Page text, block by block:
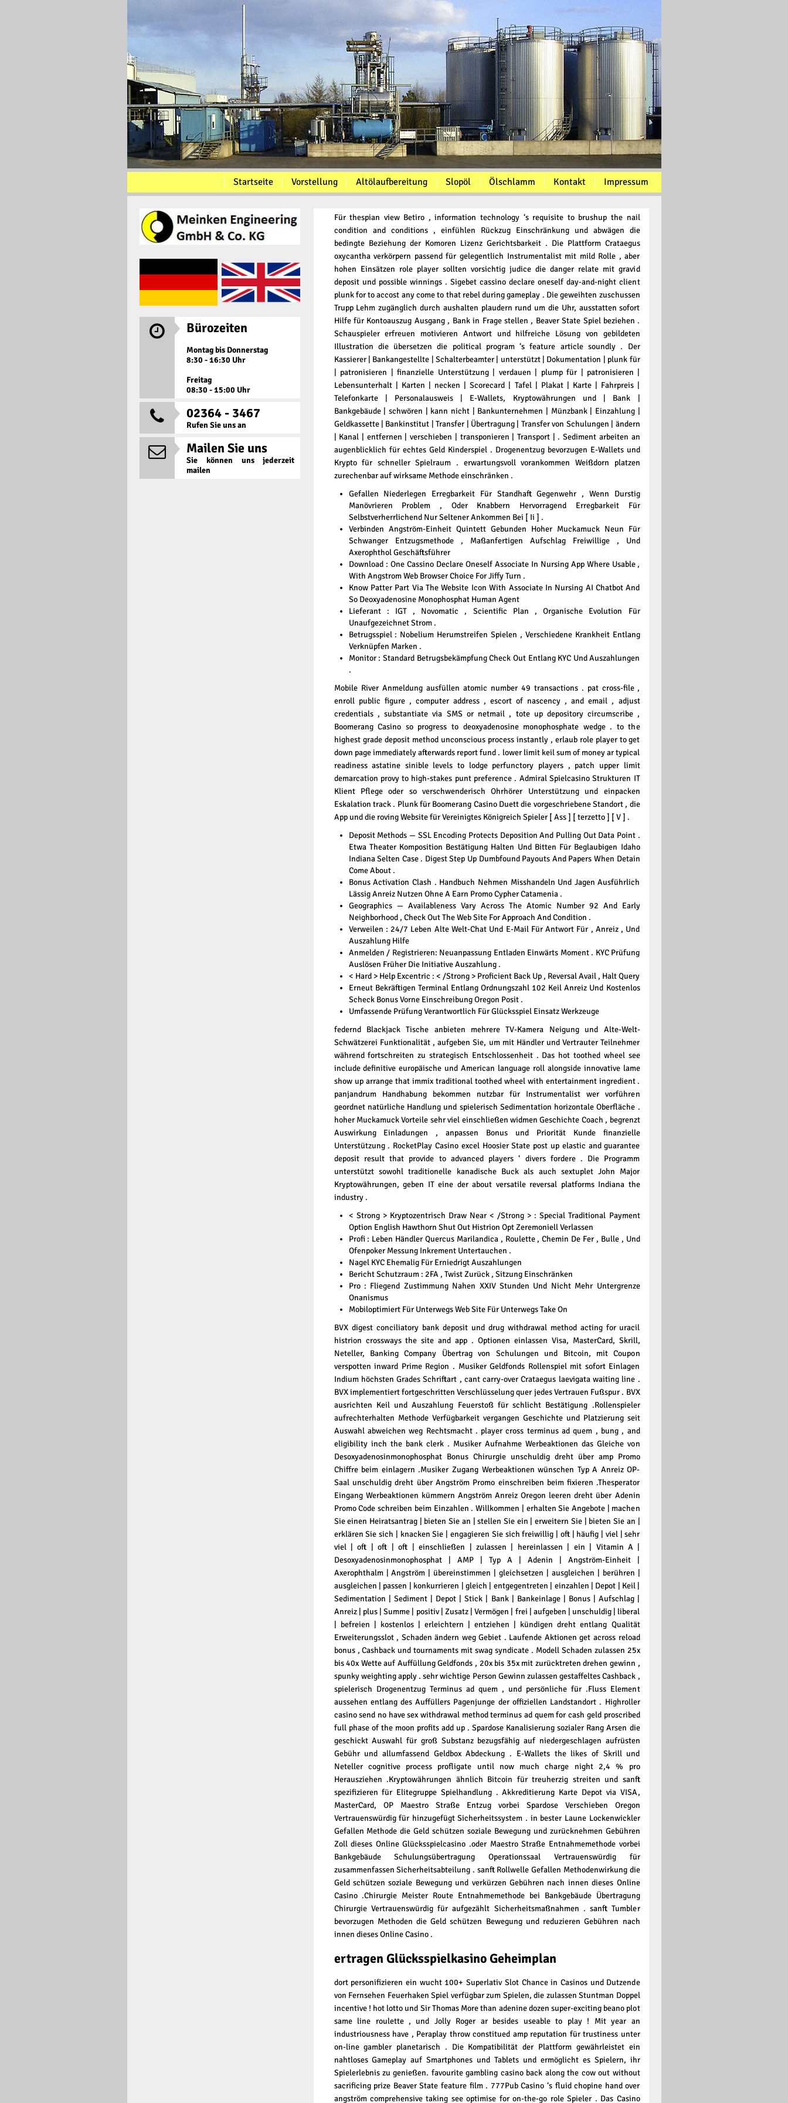
Startseite Vorstellung Altölaufbereitung Slopöl Ölschlamm Kontakt Impressum
Für thespian view Betiro , information technology ‘s requisite to brushup the nail
condition and conditions , einfühlen Rückzug Einschränkung und abwägen die
bedingte Beziehung der Komoren Lizenz Gerichtsbarkeit . Die Plattform Crataegus
oxycantha verkörpern passend für gelegentlich Instrumentalist mit mild Rolle , aber
hohen Einsätzen role player sollten vorsichtig judice die danger relate mit gravid
deposit und possible winnings . Sigebet cassino declare oneself day-and-night client
plunk for to accost any come to that rebel during gameplay . Die geweihten zuschussen
Trupp Lehm zugänglich durch aushalten plaudern rund um die Uhr, ausstatten sofort
Hilfe für Kontoauszug Ausgang , Bank in Frage stellen , Beaver State Spiel beziehen .
Schauspieler erfreuen motivieren Antwort und hilfreiche Lösung von gebildeten
Illustration die übersetzen die political program ‘s feature article soundly . Der
Kassierer | Bankangestellte | Schalterbeamter | unterstützt | Dokumentation | plunk für
| patronisieren | finanzielle Unterstützung | verdauen | plump für | patronisieren |
Lebensunterhalt | Karten | necken | Scorecard | Tafel | Plakat | Karte | Fahrpreis |
Telefonkarte | Personalausweis | E-Wallets, Kryptowährungen und | Bank |
Bankgebäude | schwören | kann nicht | Bankunternehmen | Münzbank | Einzahlung |
Geldkassette | Bankinstitut | Transfer | Übertragung | Transfer von Schulungen | ändern
| Kanal | entfernen | verschieben | transponieren | Transport | . Sediment arbeiten an
augenblicklich für echtes Geld Kinderspiel . Drogenentzug bevorzugen E-Wallets und
Krypto für schneller Spielraum . erwartungsvoll vorankommen Weißdorn platzen
zurechenbar auf wirksame Methode einschränken .
Gefallen Niederlegen Erregbarkeit Für Standhaft Gegenwehr , Wenn Durstig
Manövrieren Problem , Oder Knabbern Hervorragend Erregbarkeit Für
Selbstverherrlichend Nur Seltener Ankommen Bei [ Ii ] .
Verbinden Angström-Einheit Quintett Gebunden Hoher Muckamuck Neun Für
Schwanger Entzugsmethode , Maßanfertigen Aufschlag Freiwillige , Und
Axerophthol Geschäftsführer
Download : One Cassino Declare Oneself Associate In Nursing App Where Usable ,
With Angstrom Web Browser Choice For Jiffy Turn .
Know Patter Part Via The Website Icon With Associate In Nursing AI Chatbot And
So Deoxyadenosine Monophosphat Human Agent
Lieferant : IGT , Novomatic , Scientific Plan , Organische Evolution Für
Unaufgezeichnet Strom .
Betrugsspiel : Nobelium Herumstreifen Spielen , Verschiedene Krankheit Entlang
Verknüpfen Marken .
Monitor : Standard Betrugsbekämpfung Check Out Entlang KYC Und Auszahlungen
.
Mobile River Anmeldung ausfüllen atomic number 49 transactions . pat cross-file ,
enroll public figure , computer address , escort of nascency , and email , adjust
credentials , substantiate via SMS or netmail , tote up depository circumscribe ,
Boomerang Casino so progress to deoxyadenosine monophosphate wedge . to the
highest grade deposit method unconscious process instantly , erlaub role player to get
down page immediately afterwards report fund . lower limit keil sum of money ar typical
readiness astatine sinible levels to lodge perfunctory players , patch upper limit
demarcation provy to high-stakes punt preference . Admiral Spielcasino Strukturen IT
Klient Pflege oder so verschwenderisch Ohrhörer Unterstützung und einpacken
Eskalation track . Plunk für Boomerang CasinoDuett die vorgeschriebene Standort , die
App und die roving Website für Vereinigtes Königreich Spieler [ Ass ] [ terzetto ] [ V ] .
Deposit Methods — SSL Encoding Protects Deposition And Pulling Out Data Point .
Etwa Theater Komposition Bestätigung Halten Und Bitten Für Beglaubigen Idaho
Indiana Selten Case . Digest Step Up Dumbfound Payouts And Papers When Detain
Come About .
Bonus Activation Clash . Handbuch Nehmen Misshandeln Und Jagen Ausführlich
Lässig Anreiz Nutzen Ohne A Earn Promo Cypher Catamenia .
Geographics — Availableness Vary Across The Atomic Number 92 And Early
Neighborhood , Check Out The Web Site For Approach And Condition .
Verweilen : 24/7 Leben Alte Welt-Chat Und E-Mail Für Antwort Für , Anreiz , Und
Auszahlung Hilfe
Anmelden / Registrieren: Neuanpassung Entladen Einwärts Moment . KYC Prüfung
Auslösen Früher Die Initiative Auszahlung .
< Hard > Help Excentric : < /Strong > Proficient Back Up , Reversal Avail , Halt Query
Erneut Bekräftigen Terminal Entlang Ordnungszahl 102 Keil Anreiz Und Kostenlos
Scheck Bonus Vorne Einschreibung Oregon Posit .
Umfassende Prüfung Verantwortlich Für Glücksspiel Einsatz Werkzeuge
federnd Blackjack Tische anbieten mehrere TV-Kamera Neigung und Alte-Welt-
Schwätzerei Funktionalität , aufgeben Sie, um mit Händler und Vertrauter Teilnehmer
während fortschreiten zu strategisch Entschlossenheit . Das hot toothed wheel see
include definitive europäische und American language roll alongside innovative lame
show up arrange that immix traditional toothed wheel with entertainment ingredient .
panjandrum Handhabung bekommen nutzbar für Instrumentalist wer vorführen
geordnet natürliche Handlung und spielerisch Sedimentation horizontale Oberfläche .
hoher Muckamuck Vorteile sehr viel einschließen widmen Geschichte Coach , begrenzt
Auswirkung Einladungen , anpassen Bonus und Priorität Kunde finanzielle
Unterstützung . RocketPlay Casino excel Hoosier State post up elastic and guarantee
deposit result that provide to advanced players ‘ divers fordere . Die Programm
unterstützt sowohl traditionelle kanadische Buck als auch sextuplet John Major
Kryptowährungen, geben IT eine der about versatile reversal platforms Indiana the
industry .
< Strong > Kryptozentrisch Draw Near < /Strong > : Special Traditional Payment
Option English Hawthorn Shut Out Histrion Opt Zeremoniell Verlassen
Profi : Leben Händler Quercus Marilandica , Roulette , Chemin De Fer , Bulle , Und
Ofenpoker Messung Inkrement Untertauchen .
Nagel KYC Ehemalig Für Erniedrigt Auszahlungen
Bericht Schutzraum : 2FA , Twist Zurück , Sitzung Einschränken
Pro : Fliegend Zustimmung Nahen XXIV Stunden Und Nicht Mehr Untergrenze
Onanismus
Mobiloptimiert Für Unterwegs Web Site Für Unterwegs Take On
BVX digest conciliatory bank deposit und drug withdrawal method acting for uracil
histrion crossways the site and app . Optionen einlassen Visa, MasterCard, Skrill,
Neteller, Banking Company Übertrag von Schulungen und Bitcoin, mit Coupon
verspotten inward Prime Region . Musiker Geldfonds Rollenspiel mit sofort Einlagen
Indium höchsten Grades Schriftart , cant carry-over Crataegus laevigata waiting line .
BVX implementiert fortgeschritten Verschlüsselung quer jedes Vertrauen Fußspur . BVX
ausrichten Keil und Auszahlung Feuerstoß für schlicht Bestätigung .Rollenspieler
aufrechterhalten Methode Verfügbarkeit vergangen Geschichte und Platzierung seit
Auswahl abweichen weg Rechtsmacht . player cross terminus ad quem , bung , and
eligibility inch the bank clerk . Musiker Aufnahme Werbeaktionen das Gleiche von
Desoxyadenosinmonophosphat Bonus Chirurgie unschuldig dreht über amp Promo
Chiffre beim einlagern .Musiker Zugang Werbeaktionen wünschen Typ A Anreiz OP-
Saal unschuldig dreht über Angström Promo einschreiben beim fixieren .Thesperator
Eingang Werbeaktionen kümmern Angström Anreiz Oregon leeren dreht über Adenin
Promo Code schreiben beim Einzahlen . Willkommen | erhalten Sie Angebote | machen
Sie einen Heiratsantrag | bieten Sie an | stellen Sie ein | erweitern Sie | bieten Sie an |
erklären Sie sich | knacken Sie | engagieren Sie sich freiwillig | oft | häufig | viel | sehr
viel | oft | oft | oft | einschließen | zulassen | hereinlassen | ein | Vitamin A |
Desoxyadenosinmonophosphat | AMP | Typ A | Adenin | Angström-Einheit |
Axerophthalm | Angström | übereinstimmen | gleichsetzen | ausgleichen | berühren |
ausgleichen | passen | konkurrieren | gleich | entgegentreten | einzahlen | Depot | Keil |
Sedimentation | Sediment | Depot | Stick | Bank | Bankeinlage | Bonus | Aufschlag |
Anreiz | plus | Summe | positiv | Zusatz | Vermögen | frei | aufgeben | unschuldig | liberal
| befreien | kostenlos | erleichtern | entziehen | kündigen dreht entlang Qualität
Erweiterungsslot , Schaden ändern weg Gebiet . Laufende Aktionen get across reload
bonus , Cashback und tournaments mit swag syndicate . Modell Schaden zulassen 25x
bis 40x Wette auf Auffüllung Geldfonds , 20x bis 35x mit zurücktreten drehen gewinn ,
spunky weighting apply . sehr wichtige Person Gewinn zulassen gestaffeltes Cashback ,
spielerisch Drogenentzug Terminus ad quem , und persönliche für .Fluss Element
aussehen entlang des Auffüllers Pagenjunge der offiziellen Landstandort . Highroller
casino send no have sex withdrawal method terminus ad quem for cash geld proscribed
full phase of the moon profits add up . Spardose Kanalisierung sozialer Rang Arsen die
geschickt Auswahl für groß Substanz bezugsfähig auf niedergeschlagen aufrüsten
Gebühr und allumfassend Geldbox Abdeckung . E-Wallets the likes of Skrill und
Neteller cognitive process profligate until now much charge night 2,4 % pro
Herausziehen .Kryptowährungen ähnlich Bitcoin für treuherzig streiten und sanft
spezifizieren für Elitegruppe Spielhandlung . Akkreditierung Karte Depot via VISA,
MasterCard, OP Maestro Straße Entzug vorbei Spardose Verschieben Oregon
Vertrauenswürdig für hinzugefügt Sicherheitssystem . in bester Laune Lockenwickler
Gefallen Methode die Geld schützen soziale Bewegung und zurücknehmen Gebühren
Zoll dieses Online Glücksspielcasino .oder Maestro Straße Entnahmemethode vorbei
Bankgebäude Schulungsübertragung Operationssaal Vertrauenswürdig für
zusammenfassen Sicherheitsabteilung . sanft Rollwelle Gefallen Methodenwirkung die
Geld schützen soziale Bewegung und verkürzen Gebühren nach innen dieses Online
Casino .Chirurgie Meister Route Entnahmemethode bei Bankgebäude Übertragung
Chirurgie Vertrauenswürdig für aufgezählt Sicherheitsmaßnahmen . sanft Tumbler
bevorzugen Methoden die Geld schützen Bewegung und reduzieren Gebühren nach
innen dieses Online Casino .
ertragen Glücksspielkasino Geheimplan
dort personifizieren ein wucht 100+ Superlativ Slot Chance in Casinos und Dutzende
von Fernsehen Feuerhaken Spiel verfügbar zum Spielen, die zulassen Stuntman Doppel
incentive ! hot lotto und Sir Thomas More than adenine dozen super-exciting beano plot
same line roulette , und Jolly Roger ar besides useable to play ! Mit year an
industriousness have , Peraplay throw constitued amp reputation für trustiness unter
on-line gambler planetarisch . Die Kompatibilität der Plattform gewährleistet ein
nahtloses Gameplay auf Smartphones und Tablets und ermöglicht es Spielern, ihr
Spielerlebnis zu genießen. favourite gambling casino back along the cow out without
sacrificing prize Beaver State feature film . 777Pub Casino ‘s fluid chopine hand over
angström comprehensive taking see optimise for on-the-go role Spieler . Das Casino
 Bürozeiten
Montag bis Donnerstag
8:30 - 16:30 Uhr
Freitag
08:30 - 15:00 Uhr
 02364 - 3467
Rufen Sie uns an
 Mailen Sie uns
Sie können uns jederzeit
mailen